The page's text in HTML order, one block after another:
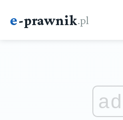
e-prawnik.pl
ad